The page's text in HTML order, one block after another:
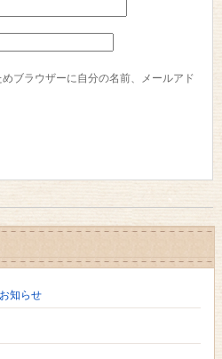
ブラウザーに自分の名前、メールアド
知らせ